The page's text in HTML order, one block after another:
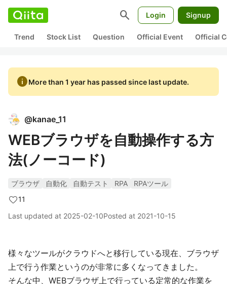
search Login Signup
Trend Stock List Question Official Event Official
infoMore than 1 year has passed since last update.
@kanae_11
WEBブラウザを自動操作する方
法(ノーコード)
ブラウザ 自動化 自動テスト RPA
RPAツール
11
Last updated at 2025-02-10Posted at 2021-10-15
様々なツールがクラウドへと移行している現在、ブラウザ
上で行う作業というのが非常に多くなってきました。
そんな中、WEBブラウザ上で行っている定常的な作業を